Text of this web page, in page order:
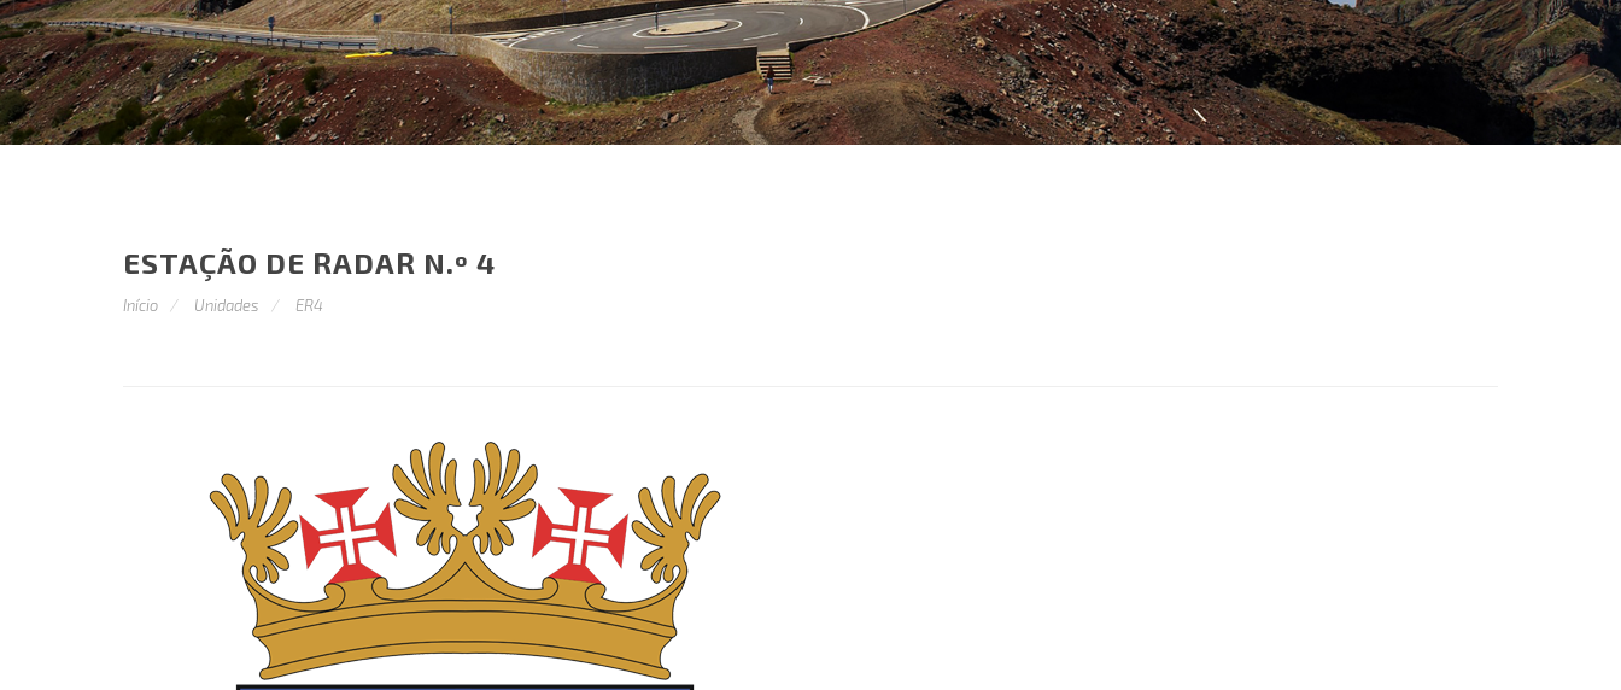
ESTAÇÃO DE RADAR N.º 4
Início Unidades ER4